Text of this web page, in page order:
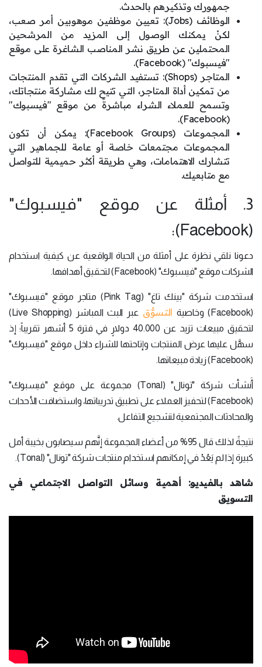
جمهورك وتذكيرهم بالحدث.
الوظائف (Jobs): تعيين موظفين موهوبين أمر صعب،
لكنْ يمكنك الوصول إلى المزيد من المرشحين
المحتملين عن طريق نشر المناصب الشاغرة على موقع
"فيسبوك" (Facebook).
المتاجر (Shops): تستفيد الشركات التي تقدم المنتجات
من تمكين أداة المتاجر، التي تتيح لك مشاركة منتجاتك،
وتسمح للعملاء الشراء مباشرةً من موقع "فيسبوك"
(Facebook).
المجموعات (Facebook Groups): يمكن أن تكون
المجموعات مجتمعات خاصة أو عامة للجماهير التي
تتشارك الاهتمامات، وهي طريقة أكثر حميمية للتواصل
مع متابعيك.
3. أمثلة عن موقع "فيسبوك"
(Facebook):
دعونا نلقي نظرة على أمثلة من الحياة الواقعية عن كيفية استخدام
الشركات موقع "فيسبوك" (Facebook) لتحقيق أهدافها.
استخدمت شركة "بينك تاغ" (Pink Tag) متاجر موقع "فيسبوك"
(Facebook) وخاصية
التسوُّق
عبر البث المباشر (Live Shopping)
لتحقيق مبيعات تزيد عن 40.000 دولارٍ في فترة 5 أشهر تقريباً؛ إذ
سهَّل عليها عرض المنتجات وإتاحتها للشراء داخل موقع "فيسبوك"
(Facebook) زيادة مبيعاتها.
أَنشأت شركة "تونال" (Tonal) مجموعة على موقع "فيسبوك"
(Facebook) لتحفيز العملاء على تطبيق تدريباتها، واستضافت الأحداث
والمحادثات المجتمعية لتشجيع التفاعل.
نتيجةً لذلك قال 95% من أعضاء المجموعة إنَّهم سيصابون بخيبة أمل
كبيرة إذا لم يَعُدْ في إمكانهم استخدام منتجات شركة "تونال" (Tonal).
شاهد بالفيديو: أهمية وسائل التواصل الاجتماعي في
التسويق